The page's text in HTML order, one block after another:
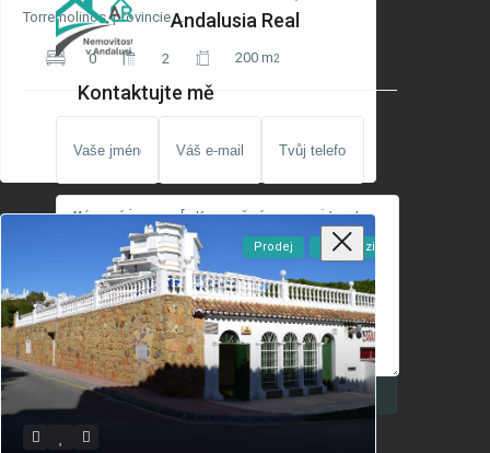
Torremolinos, provincie...
0 2 200 m2
Andalusia Real
Kontaktujte mě
Souhlasím s tím,Podmínky ochrany
osobních údajů GDPR
Prodej K Dispozici
Volat Email
Můžete kontaktovat Andalusia Real přes telefón: